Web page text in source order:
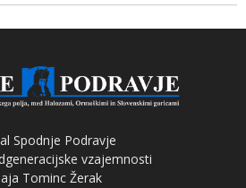
Spodnje Podravje
vzajemnosti
Tominc Žerak